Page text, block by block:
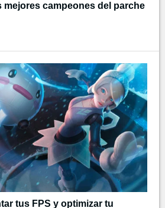
mejores campeones del parche
tus FPS y optimizar tu